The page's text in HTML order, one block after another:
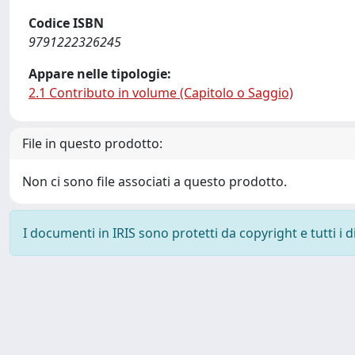
Codice ISBN
9791222326245
Appare nelle tipologie:
2.1 Contributo in volume (Capitolo o Saggio)
File in questo prodotto:
Non ci sono file associati a questo prodotto.
I documenti in IRIS sono protetti da copyright e tutti i